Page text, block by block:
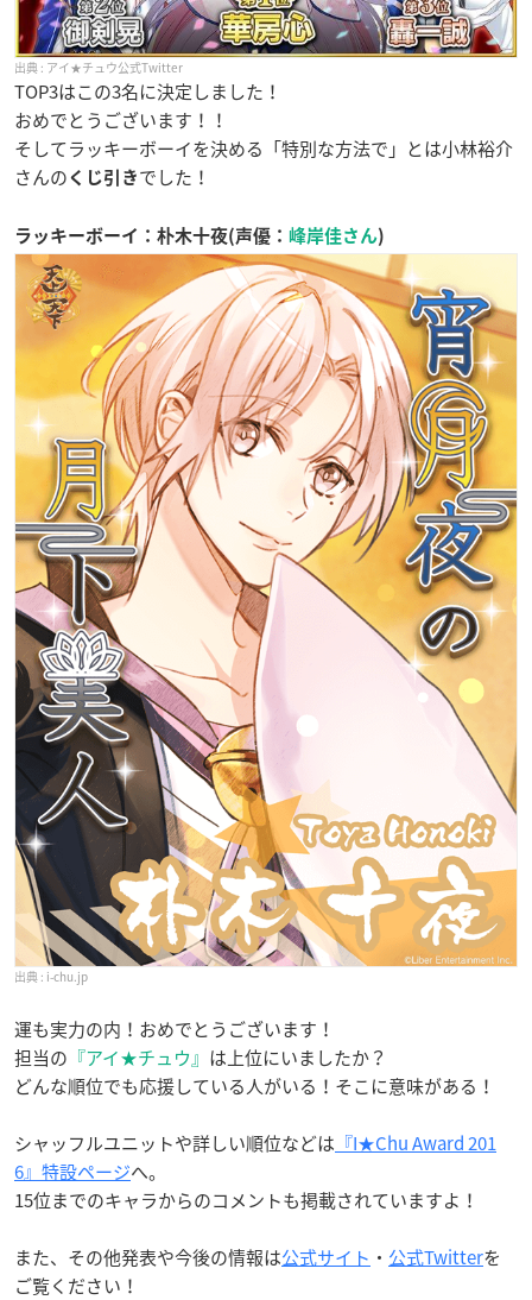
アイ★チュウ公式Twitter
TOP3はこの3名に決定しました！
おめでとうございます！！
そしてラッキーボーイを決める「特別な方法で」とは小林裕介
さんの くじ引き でした！
ラッキーボーイ：朴木十夜(声優： 峰岸佳さん)
i-chu.jp
運も実力の内！おめでとうございます！
担当の 『アイ★チュウ』 は上位にいましたか？
どんな順位でも応援している人がいる！そこに意味がある！
シャッフルユニットや詳しい順位などは 『I★Chu Award 201
6』特設ページへ。
15位までのキャラからのコメントも掲載されていますよ！
また、その他発表や今後の情報は公式サイト ・ 公式Twitterを
ご覧ください！